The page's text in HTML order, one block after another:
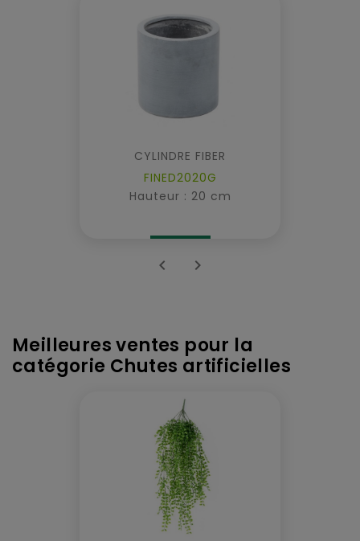
CYLINDRE FIBER
FINED2020G
Hauteur : 20 cm
 
Meilleures ventes pour la
catégorie Chutes artificielles